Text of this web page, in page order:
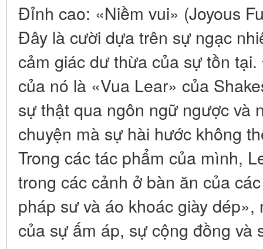
Đỉnh cao: «Niềm vui» (Joyous
Đây là cười dựa trên sự ngạc
cảm giác dư thừa của sự tồn
của nó là «Vua Lear» của
sự thật qua ngôn ngữ ngược và
chuyện mà sự hài hước không
Trong các tác phẩm của mình,
trong các cảnh ở bàn ăn của
pháp sư và áo khoác giày
của sự ấm áp, sự cộng đồng và